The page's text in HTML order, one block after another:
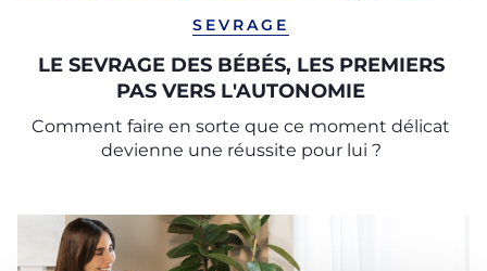
SEVRAGE
LE SEVRAGE DES BÉBÉS, LES PREMIERS
PAS VERS L'AUTONOMIE
Comment faire en sorte que ce moment délicat
devienne une réussite pour lui ?